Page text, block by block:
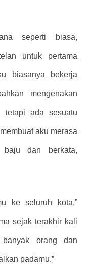
seperti biasa,
untuk pertama
biasanya bekerja
mengenakan
tetapi ada sesuatu
aku merasa
baju dan berkata,
ke seluruh kota,”
sejak terakhir kali
orang dan
padamu.”